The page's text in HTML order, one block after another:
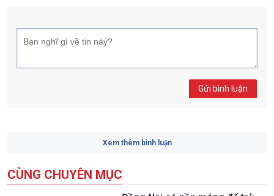
Gửi bình luận
Xem thêm bình luận
CÙNG CHUYÊN MỤC